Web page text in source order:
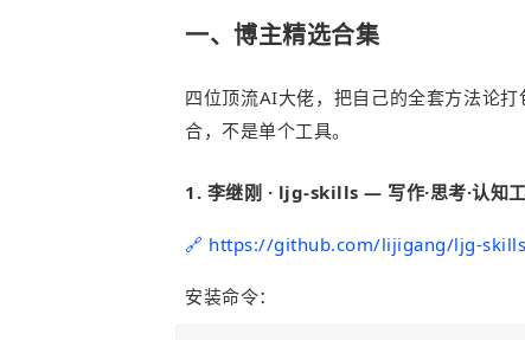
一、博主精选合集
四位顶流AI大佬，把自己的全套方法论
合，不是单个工具。
1. 李继刚 · ljg-skills — 写作·思考·认知
🔗 https://github.com/lijigang/ljg-skills
安装命令：